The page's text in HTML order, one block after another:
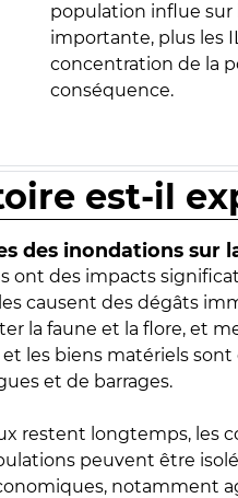
population influe sur
importante, plus les
concentration de la
conséquence.
est-il
des inondations sur
ont des impacts
causent des dégâts
la faune et la flore, et
les biens matériels
et de barrages.
restent longtemps, les
peuvent être
notamment